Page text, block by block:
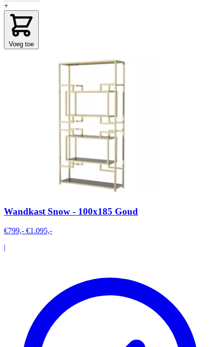
+
Voeg toe
Wandkast Snow - 100x185 Goud
€799,- €1.095,-
|